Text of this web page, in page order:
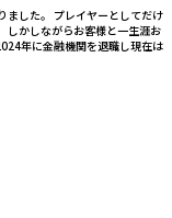
ました。 プレイヤーとしてだけ
しかしながらお客様と一生涯お
年に金融機関を退職し現在は